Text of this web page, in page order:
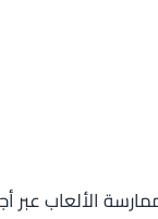
الألعاب عبر